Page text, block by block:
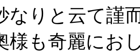
なりと云て謹
様も奇麗にお